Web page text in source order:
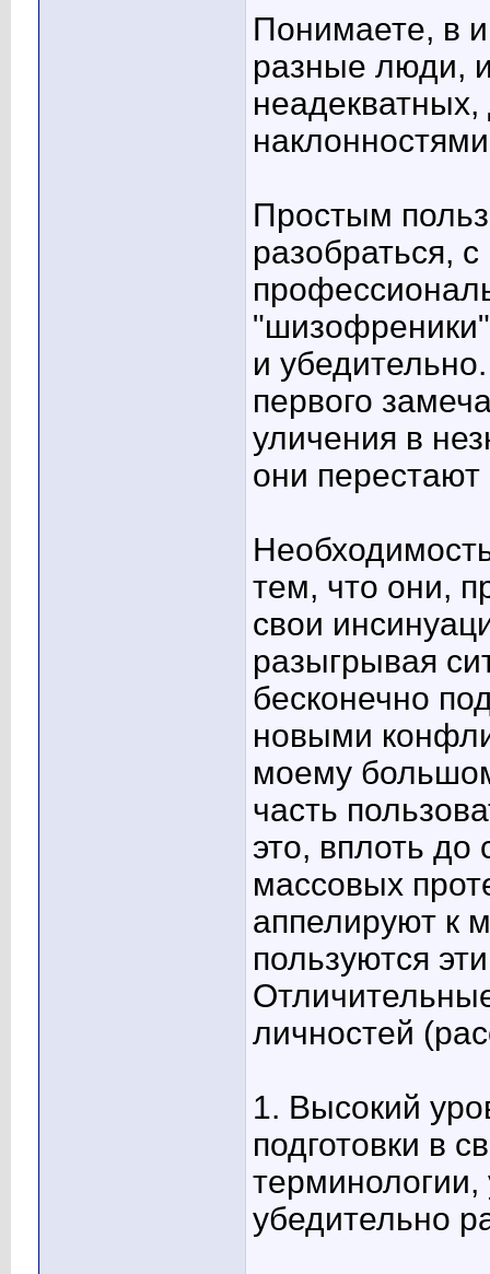
Понимаете, в
разные люди,
Простым
разобраться,
"шизофреники"
и
первого
уличения в
они перестают
тем, что они,
свои
разыгрывая
бесконечно
новыми
моему
часть
это, вплоть до
массовых
аппелируют к
пользуются
личностей
1. Высокий
подготовки в
убедительно